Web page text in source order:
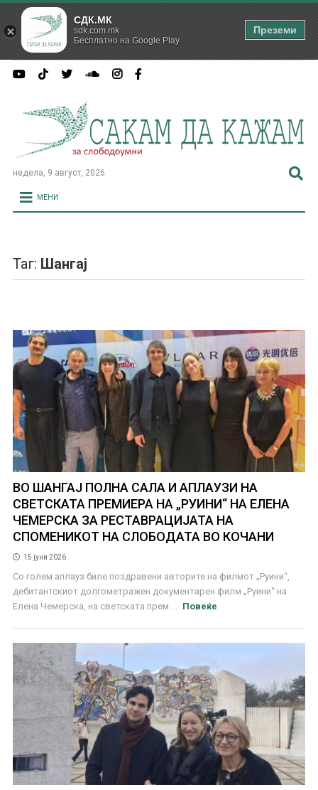
недела, 9 август, 2026
МЕНИ
Таг: Шангај
ВО ШАНГАЈ ПОЛНА САЛА И АПЛАУЗИ НА
СВЕТСКАТА ПРЕМИЕРА НА „РУИНИ“ НА ЕЛЕНА
ЧЕМЕРСКА ЗА РЕСТАВРАЦИЈАТА НА
СПОМЕНИКОТ НА СЛОБОДАТА ВО КОЧАНИ
15 јуни 2026
Со голем аплауз биле поздравени авторите на филмот „Руини“,
дебитантскиот долгометражен документарен филм „Руини“ на
Елена Чемерска, на светската прем ...
Повеќе
СДК.МК
sdk.com.mk
Бесплатно на Google Play
Преземи